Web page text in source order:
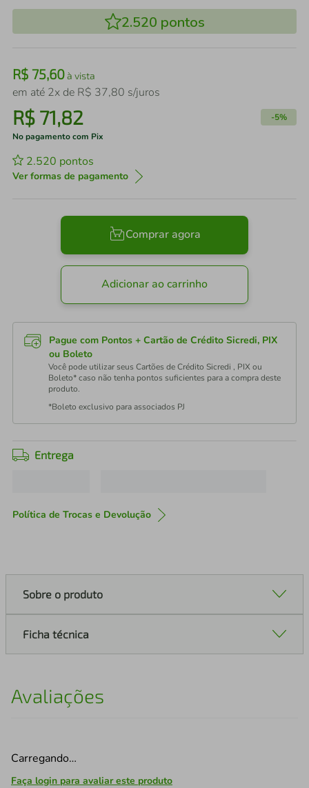
2.520 pontos
R$ 75,60à vista
em até 2x de R$ 37,80 s/juros
R$ 71,82 -5%
No pagamento com Pix
2.520 pontos
Ver formas de pagamento
Comprar agora
Adicionar ao carrinho
Pague com Pontos + Cartão de Crédito Sicredi, PIX
ou Boleto
Você pode utilizar seus Cartões de Crédito Sicredi , PIX ou
Boleto* caso não tenha pontos suficientes para a compra deste
produto.
*Boleto exclusivo para associados PJ
Entrega
Política de Trocas e Devolução
Sobre o produto
Ficha técnica
Avaliações
Carregando…
Faça login para avaliar este produto